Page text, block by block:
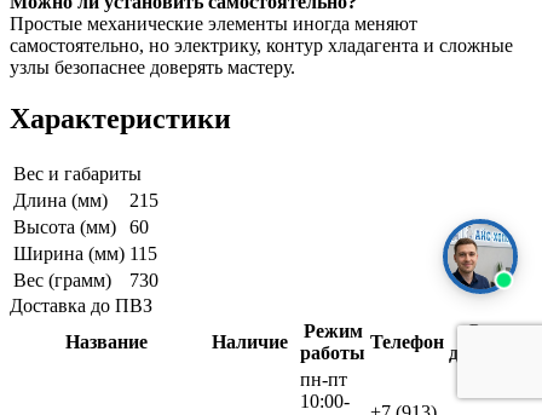
Простые механические элементы иногда меняют
самостоятельно, но электрику, контур хладагента и сложные
узлы безопаснее доверять мастеру.
Характеристики
Вес и габариты
Длина (мм)
215
Высота (мм)
60
Ширина (мм) 115
Вес (грамм)
730
Доставка до ПВЗ
Название
Наличие
Режим
работы
Телефон
Срок
доставки
пн-пт
10:00-